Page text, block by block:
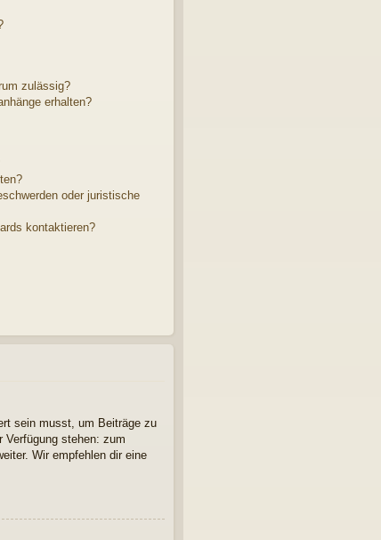
zulässig?
erhalten?
oder juristische
kontaktieren?
sein musst, um Beiträge zu
stehen: zum
Wir empfehlen dir eine